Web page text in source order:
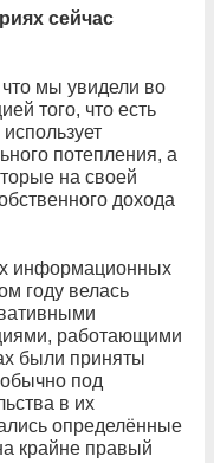
сейчас
мы увидели во
того, что есть
потепления, а
на своей
дохода
информационных
году велась
работающими
были приняты
под
в их
определённые
крайне правый